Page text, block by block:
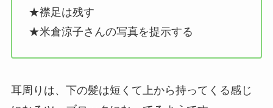
★襟足は残す
★米倉涼子さんの写真を提示する
耳周りは、下の髪は短くて上から持ってくる感じ